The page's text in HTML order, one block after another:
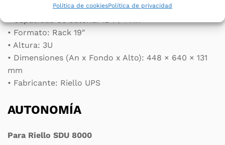
Política de cookiesPolítica de privacidad
• Número de baterías: 20
• Capacidad de batería: 12 V / 7 Ah
• Formato: Rack 19″
• Altura: 3U
• Dimensiones (An x Fondo x Alto): 448 × 640 × 131
mm
• Fabricante: Riello UPS
AUTONOMÍA
Para Riello SDU 8000